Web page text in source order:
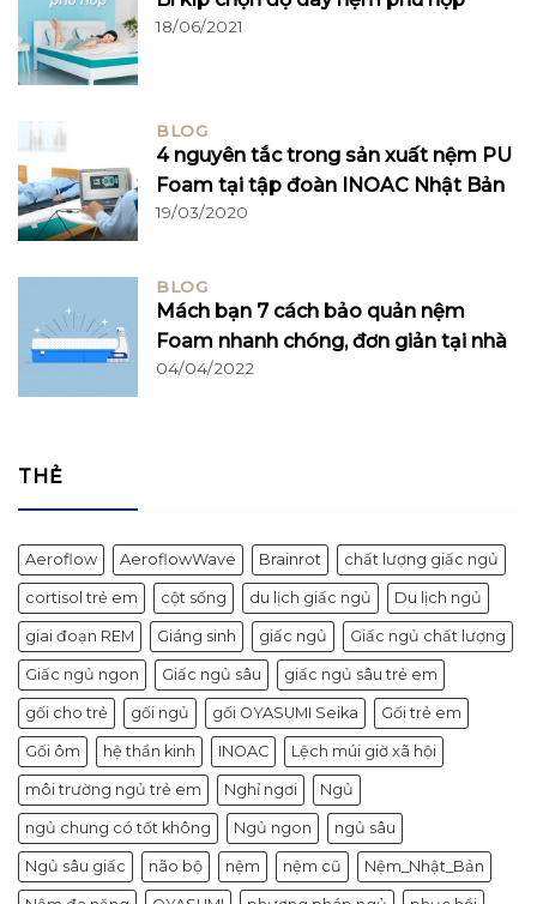
18/06/2021
BLOG
4 nguyên tắc trong sản xuất nệm PU
Foam tại tập đoàn INOAC Nhật Bản
19/03/2020
BLOG
Mách bạn 7 cách bảo quản nệm
Foam nhanh chóng, đơn giản tại nhà
04/04/2022
THẺ
Aeroflow AeroflowWave Brainrot chất lượng giấc ngủ
cortisol trẻ em cột sống du lịch giấc ngủ Du lịch ngủ
giai đoạn REM Giáng sinh giấc ngủ Giấc ngủ chất lượng
Giấc ngủ ngon Giấc ngủ sâu giấc ngủ sâu trẻ em
gối cho trẻ gối ngủ gối OYASUMI Seika Gối trẻ em
Gối ôm hệ thần kinh INOAC Lệch múi giờ xã hội
môi trường ngủ trẻ em Nghỉ ngơi Ngủ
ngủ chung có tốt không Ngủ ngon ngủ sâu
Ngủ sâu giấc não bộ nệm nệm cũ Nệm_Nhật_Bản